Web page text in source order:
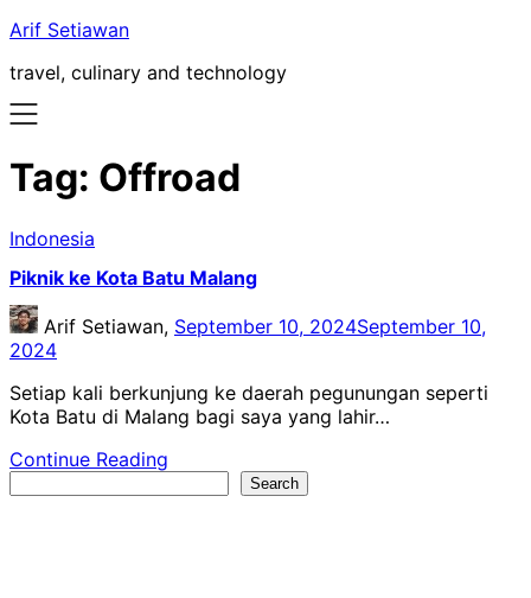
Arif Setiawan
travel, culinary and technology
Tag: Offroad
Indonesia
Piknik ke Kota Batu Malang
Arif Setiawan, September 10, 2024September 10,
2024
Setiap kali berkunjung ke daerah pegunungan seperti
Kota Batu di Malang bagi saya yang lahir…
Continue Reading
Search